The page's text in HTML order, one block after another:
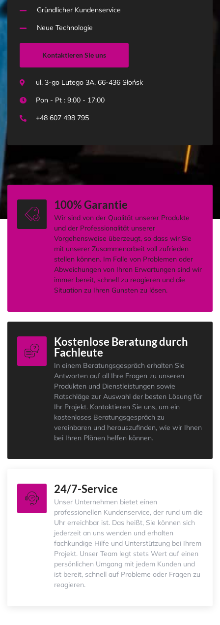
Gründlicher Kundenservice
Neue Technologie
Kontaktieren Sie uns
ul. 3-go Lutego 3A, 66-436 Słońsk
Pon - Pt : 9:00 - 17:00
+48 607 498 795
100% Garantie
Wir sind von der Qualität unserer Produkte
und der Professionalität unserer
Vorgehensweise überzeugt, so dass wir Sie
mit unserer Zusammenarbeit voll zufrieden
stellen können. Im Falle von Problemen oder
Abweichungen von Ihren Erwartungen sind wir
immer bereit, schnell zu reagieren und die
Situation zu Ihren Gunsten zu lösen.
Kostenlose Beratung durch
Fachleute
In einem Beratungsgespräch erhalten Sie
Antworten auf all Ihre Fragen zu unseren
Produkten und Dienstleistungen sowie
Ratschläge zur Auswahl der besten Lösung für
Ihr Projekt. Kontaktieren Sie uns, um ein
kostenloses Beratungsgespräch zu
vereinbaren und herauszufinden, wie wir Ihnen
bei Ihren Plänen helfen können.
24/7-Service
Unser Unternehmen bietet einen
professionellen Kundenservice, der rund um die
Uhr erreichbar ist. Das heißt, Sie können sich
jederzeit an uns wenden und erhalten
fachkundige Hilfe und Unterstützung bei Ihrem
Projekt. Unser Team legt stets Wert auf einen
persönlichen Umgang mit jedem Kunden und
ist bereit, schnell auf Probleme oder Fragen zu
reagieren.